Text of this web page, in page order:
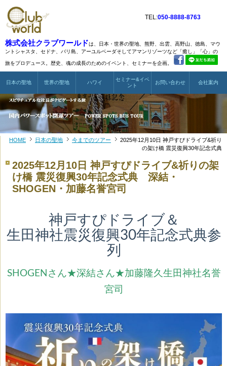
株式会社クラブワールドは、日本・世界の聖地、熊野、出雲、高野山、徳島、マウ
ントシャスタ、 セドナ、バリ島、アーユルベーダそしてアマンリゾーツなど 「癒し」「心」の
旅をプロデュース。歴史、魂の成長のためのイベント、セミナーを企画。
TEL:050-8888-8763
日本の聖地 世界の聖地 ハワイ
セミナー&イベ
ント
お問い合わせ 会社案内
HOME 日本の聖地 今までのツアー
2025年12月10日 神戸すぴドライブ&祈り
の架け橋 震災復興30年記念式典
2025年12月10日 神戸すぴドライブ&祈りの架
け橋 震災復興30年記念式典 深結・
SHOGEN・加藤名誉宮司
神戸すぴドライブ＆
生田神社震災復興30年記念式典参
列
SHOGENさん★深結さん★加藤隆久生田神社名誉
宮司